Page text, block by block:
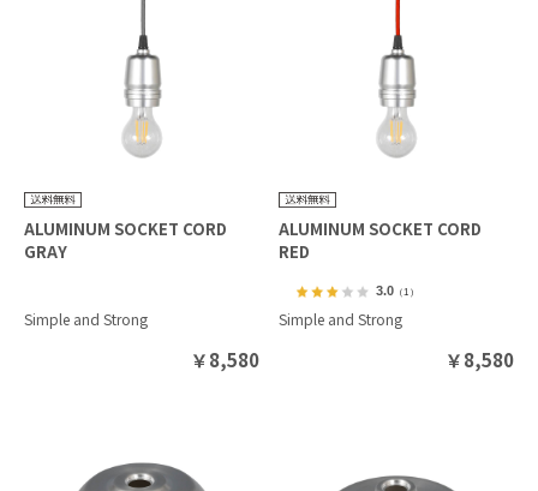
ALUMINUM SOCKET CORD
GRAY
Simple and Strong
￥8,580
ALUMINUM SOCKET CORD
RED
3.0 （1）
Simple and Strong
￥8,580